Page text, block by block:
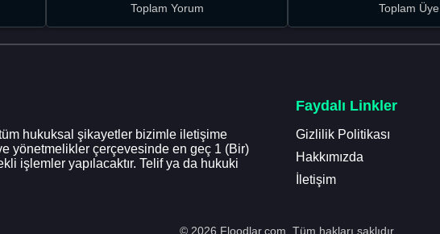
Toplam Yorum Toplam Üye
hukuksal şikayetler bizimle iletişime
yönetmelikler çerçevesinde en geç 1 (Bir)
işlemler yapılacaktır. Telif ya da hukuki
Faydalı Linkler
Gizlilik Politikası
Hakkımızda
İletişim
© 2026 Floodlar.com. Tüm hakları saklıdır.